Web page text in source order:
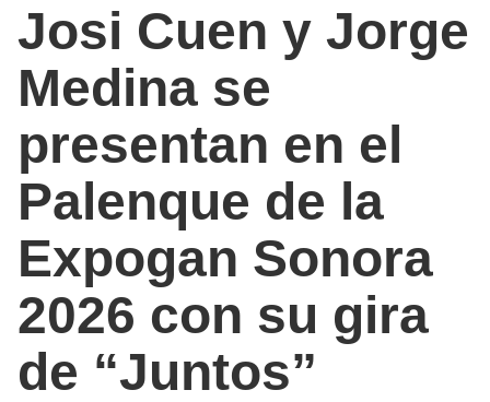
Josi Cuen y Jorge
Medina se
presentan en el
Palenque de la
Expogan Sonora
2026 con su gira
de “Juntos”